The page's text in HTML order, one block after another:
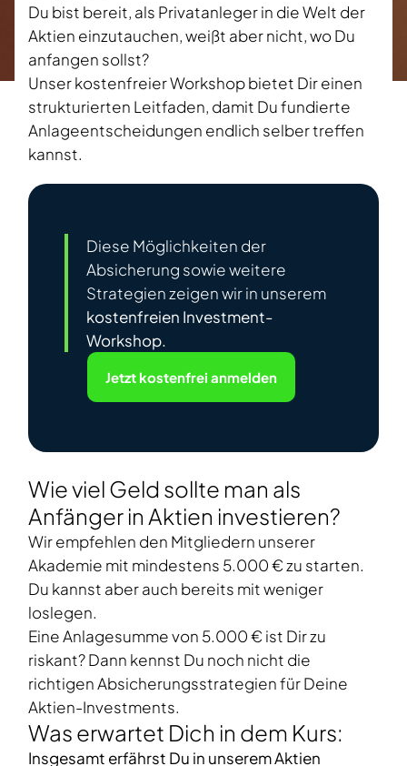
Du bist bereit, als Privatanleger in die Welt der
Aktien einzutauchen, weißt aber nicht, wo Du
anfangen sollst?
Unser kostenfreier Workshop bietet Dir einen
strukturierten Leitfaden, damit Du fundierte
Anlageentscheidungen endlich selber treffen
kannst.
Diese Möglichkeiten der
Absicherung sowie weitere
Strategien zeigen wir in unserem
kostenfreien Investment-
Workshop.
Jetzt kostenfrei anmelden
Wie viel Geld sollte man als
Anfänger in Aktien investieren?
Wir empfehlen den Mitgliedern unserer
Akademie mit mindestens 5.000 € zu starten.
Du kannst aber auch bereits mit weniger
loslegen.
Eine Anlagesumme von 5.000 € ist Dir zu
riskant? Dann kennst Du noch nicht die
richtigen Absicherungsstrategien für Deine
Aktien-Investments.
Was erwartet Dich in dem Kurs:
Insgesamt erfährst Du in unserem Aktien